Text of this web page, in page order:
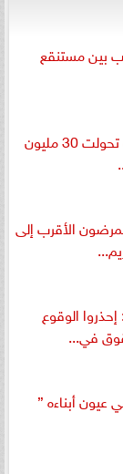
بين مستنقع
عبدالعزيز محسن يكتب: كيف تحولت 30 مليون
الأقرب إلى
الوقوع
في...
أبناءه ”